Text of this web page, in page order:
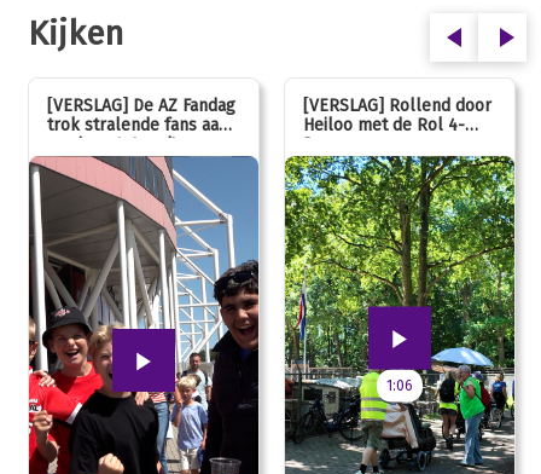
Kijken
[VERSLAG] De AZ Fandag
trok stralende fans aan,
van jong tot oud!
[VERSLAG] Rollend door
Heiloo met de Rol 4-
Daagse
1:06